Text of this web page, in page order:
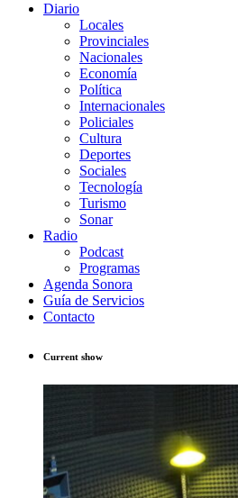
Diario
Locales
Provinciales
Nacionales
Economía
Política
Internacionales
Policiales
Cultura
Deportes
Sociales
Tecnología
Turismo
Sonar
Radio
Podcast
Programas
Agenda Sonora
Guía de Servicios
Contacto
Current show